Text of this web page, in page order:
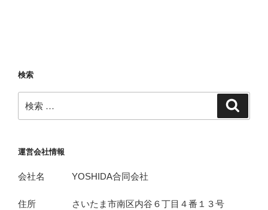
検索
索:
運営会社情報
会社名 YOSHIDA合同会社
住所 さいたま市南区内谷６丁目４番１３号